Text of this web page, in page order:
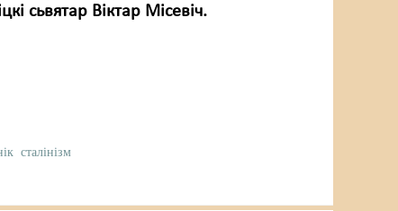
сьвятар Віктар Місевіч.
сталінізм